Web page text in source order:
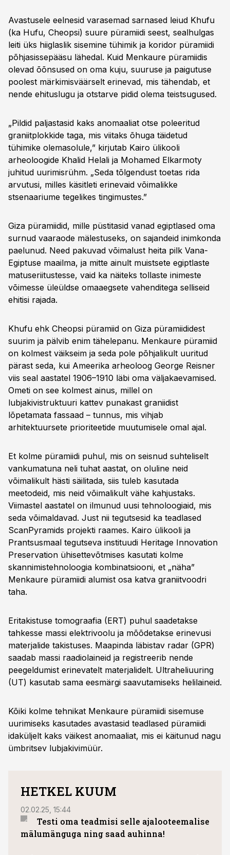
avastatud Khufu püramiidi sisemustest. Pildid
näitasid anomaaliaid graniitplokkide taga, viidates
õhuga täidetud õõnsustele, mille ehituslugu ja
otstarve on teadmata. Kairo ülikooli ja
Prantsusmaa uurimisrühmade
skannimistehnoloogiatel põhinevad meetodid
kinnitasid need tühimikud ilma püramiidi
võimaliku teise sissepääsu olemasolu, ja plaanis
on uuringuid jätkata müüontomograafia abil.
Uuring ilmus ajakirjas NDT & E International.
Avastusele eelnesid varasemad sarnased leiud Khufu
(ka Hufu, Cheopsi) suure püramiidi seest, sealhulgas
leiti üks hiiglaslik sisemine tühimik ja koridor püramiidi
põhjasissepääsu lähedal. Kuid Menkaure püramiidis
olevad õõnsused on oma kuju, suuruse ja paigutuse
poolest märkimisväärselt erinevad, mis tähendab, et
nende ehituslugu ja otstarve pidid olema teistsugused.
„Pildid paljastasid kaks anomaaliat otse poleeritud
graniitplokkide taga, mis viitaks õhuga täidetud
tühimike olemasolule,” kirjutab Kairo ülikooli
arheoloogide Khalid Helali ja Mohamed Elkarmoty
juhitud uurimisrühm. „Seda tõlgendust toetas rida
arvutusi, milles käsitleti erinevaid võimalikke
stsenaariume tegelikes tingimustes.”
Giza püramiidid, mille püstitasid vanad egiptlased oma
surnud vaaraode mälestuseks, on sajandeid inimkonda
paelunud. Need pakuvad võimalust heita pilk Vana-
Egiptuse maailma, ja mitte ainult muistsete egiptlaste
matuseriitustesse, vaid ka näiteks tollaste inimeste
võimesse üleüldse omaaegsete vahenditega selliseid
ehitisi rajada.
Khufu ehk Cheopsi püramiid on Giza püramiididest
suurim ja pälvib enim tähelepanu. Menkaure püramiid
on kolmest väikseim ja seda pole põhjalikult uuritud
pärast seda, kui Ameerika arheoloog George Reisner
viis seal aastatel 1906–1910 läbi oma väljakaevamised.
Ometi on see kolmest ainus, millel on
lubjakivistruktuuri kattev punakast graniidist
lõpetamata fassaad – tunnus, mis vihjab
arhitektuursete prioriteetide muutumisele omal ajal.
Et kolme püramiidi puhul, mis on seisnud suhteliselt
vankumatuna neli tuhat aastat, on oluline neid
võimalikult hästi säilitada, siis tuleb kasutada
meetodeid, mis neid võimalikult vähe kahjustaks.
Viimastel aastatel on ilmunud uusi tehnoloogiaid, mis
seda võimaldavad. Just nii tegutsesid ka teadlased
ScanPyramids projekti raames. Kairo ülikooli ja
Prantsusmaal tegutseva instituudi Heritage Innovation
Preservation ühisettevõtmises kasutati kolme
skannimistehnoloogia kombinatsiooni, et „näha”
Menkaure püramiidi alumist osa katva graniitvoodri
taha.
Eritakistuse tomograafia (ERT) puhul saadetakse
tahkesse massi elektrivoolu ja mõõdetakse erinevusi
materjalide takistuses. Maapinda läbistav radar (GPR)
saadab massi raadiolaineid ja registreerib nende
peegeldumist erinevatelt materjalidelt. Ultraheliuuring
(UT) kasutab sama eesmärgi saavutamiseks helilaineid.
Kõiki kolme tehnikat Menkaure püramiidi sisemuse
uurimiseks kasutades avastasid teadlased püramiidi
idaküljelt kaks väikest anomaaliat, mis ei käitunud nagu
ümbritsev lubjakivimüür.
HETKEL KUUM
02.02.25, 15:44
Testi oma teadmisi selle ajalooteemalise
mälumänguga ning saad auhinna!